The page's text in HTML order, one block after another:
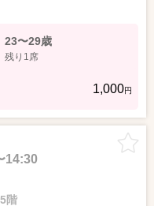
23〜29歳
残り1席
1,000円
14:30
階